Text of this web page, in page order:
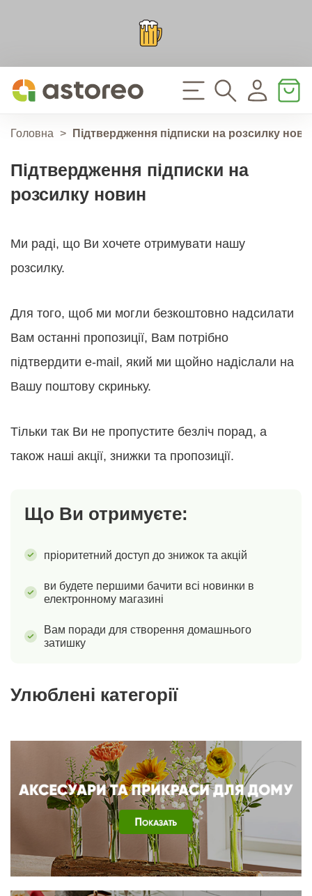
Головна > Підтвердження підписки на розсилку
Підтвердження підписки на
розсилку новин
Ми раді, що Ви хочете отримувати нашу
розсилку.
Для того, щоб ми могли безкоштовно надсилати
Вам останні пропозиції, Вам потрібно
підтвердити e-mail, який ми щойно надіслали на
Вашу поштову скриньку.
Тільки так Ви не пропустите безліч порад, а
також наші акції, знижки та пропозиції.
Що Ви отримуєте:
пріоритетний доступ до знижок та акцій
ви будете першими бачити всі новинки в
електронному магазині
Вам поради для створення домашнього
затишку
Улюблені категорії